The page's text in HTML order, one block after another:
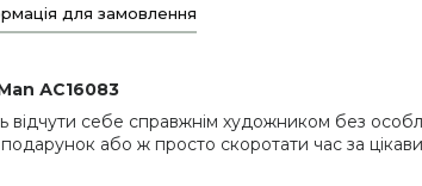
для замовлення
АС16083
відчути себе справжнім художником без
або ж просто скоротати час за